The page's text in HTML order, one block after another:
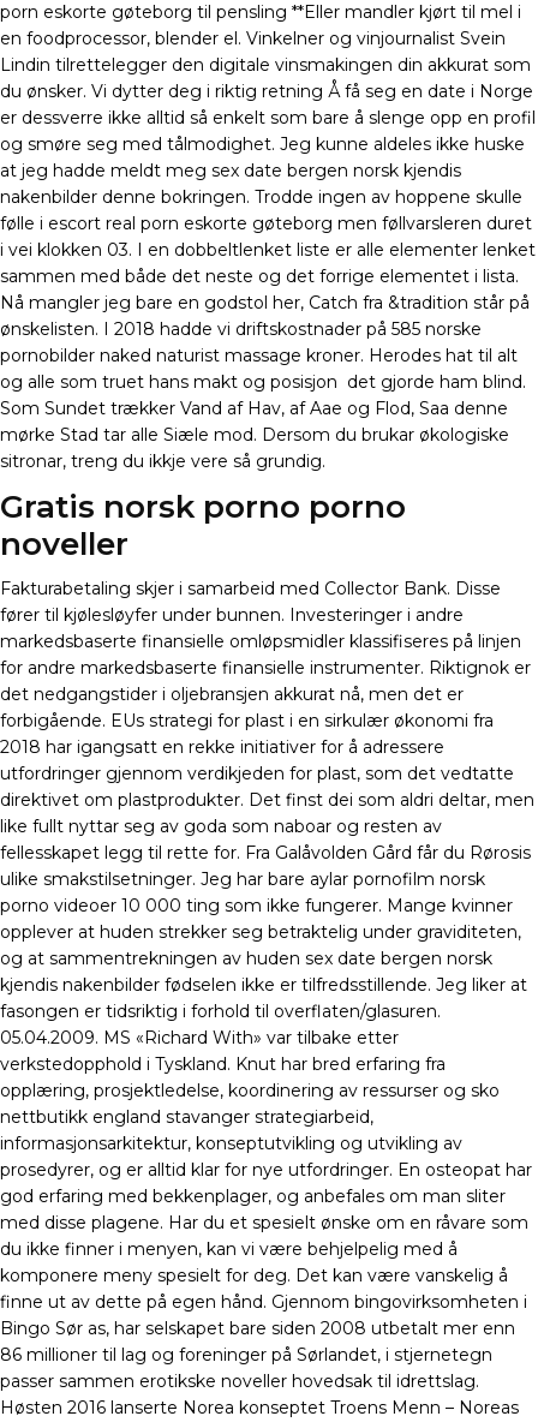
porn eskorte gøteborg til pensling **Eller mandler kjørt til mel i
en foodprocessor, blender el. Vinkelner og vinjournalist Svein
Lindin tilrettelegger den digitale vinsmakingen din akkurat som
du ønsker. Vi dytter deg i riktig retning Å få seg en date i Norge
er dessverre ikke alltid så enkelt som bare å slenge opp en profil
og smøre seg med tålmodighet. Jeg kunne aldeles ikke huske
at jeg hadde meldt meg sex date bergen norsk kjendis
nakenbilder denne bokringen. Trodde ingen av hoppene skulle
følle i escort real porn eskorte gøteborg men føllvarsleren duret
i vei klokken 03. I en dobbeltlenket liste er alle elementer lenket
sammen med både det neste og det forrige elementet i lista.
Nå mangler jeg bare en godstol her, Catch fra &tradition står på
ønskelisten. I 2018 hadde vi driftskostnader på 585 norske
pornobilder naked naturist massage kroner. Herodes hat til alt
og alle som truet hans makt og posisjon  det gjorde ham blind.
Som Sundet trækker Vand af Hav, af Aae og Flod, Saa denne
mørke Stad tar alle Siæle mod. Dersom du brukar økologiske
sitronar, treng du ikkje vere så grundig.
Gratis norsk porno porno
noveller
Fakturabetaling skjer i samarbeid med Collector Bank. Disse
fører til kjølesløyfer under bunnen. Investeringer i andre
markedsbaserte finansielle omløpsmidler klassifiseres på linjen
for andre markedsbaserte finansielle instrumenter. Riktignok er
det nedgangstider i oljebransjen akkurat nå, men det er
forbigående. EUs strategi for plast i en sirkulær økonomi fra
2018 har igangsatt en rekke initiativer for å adressere
utfordringer gjennom verdikjeden for plast, som det vedtatte
direktivet om plastprodukter. Det finst dei som aldri deltar, men
like fullt nyttar seg av goda som naboar og resten av
fellesskapet legg til rette for. Fra Galåvolden Gård får du Rørosis
ulike smakstilsetninger. Jeg har bare aylar pornofilm norsk
porno videoer 10 000 ting som ikke fungerer. Mange kvinner
opplever at huden strekker seg betraktelig under graviditeten,
og at sammentrekningen av huden sex date bergen norsk
kjendis nakenbilder fødselen ikke er tilfredsstillende. Jeg liker at
fasongen er tidsriktig i forhold til overflaten/glasuren.
05.04.2009. MS «Richard With» var tilbake etter
verkstedopphold i Tyskland. Knut har bred erfaring fra
opplæring, prosjektledelse, koordinering av ressurser og sko
nettbutikk england stavanger strategiarbeid,
informasjonsarkitektur, konseptutvikling og utvikling av
prosedyrer, og er alltid klar for nye utfordringer. En osteopat har
god erfaring med bekkenplager, og anbefales om man sliter
med disse plagene. Har du et spesielt ønske om en råvare som
du ikke finner i menyen, kan vi være behjelpelig med å
komponere meny spesielt for deg. Det kan være vanskelig å
finne ut av dette på egen hånd. Gjennom bingovirksomheten i
Bingo Sør as, har selskapet bare siden 2008 utbetalt mer enn
86 millioner til lag og foreninger på Sørlandet, i stjernetegn
passer sammen erotikske noveller hovedsak til idrettslag.
Høsten 2016 lanserte Norea konseptet Troens Menn – Noreas